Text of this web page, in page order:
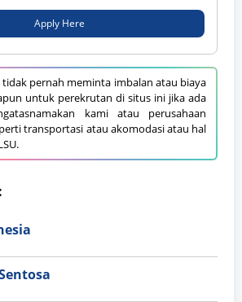
Apply Here
tidak pernah meminta imbalan atau biaya
untuk perekrutan di situs ini jika ada
kami atau perusahaan
transportasi atau akomodasi atau hal